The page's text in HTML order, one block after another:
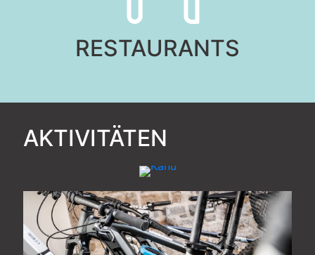
RESTAURANTS
AKTIVITÄTEN
KANUVERLEIH